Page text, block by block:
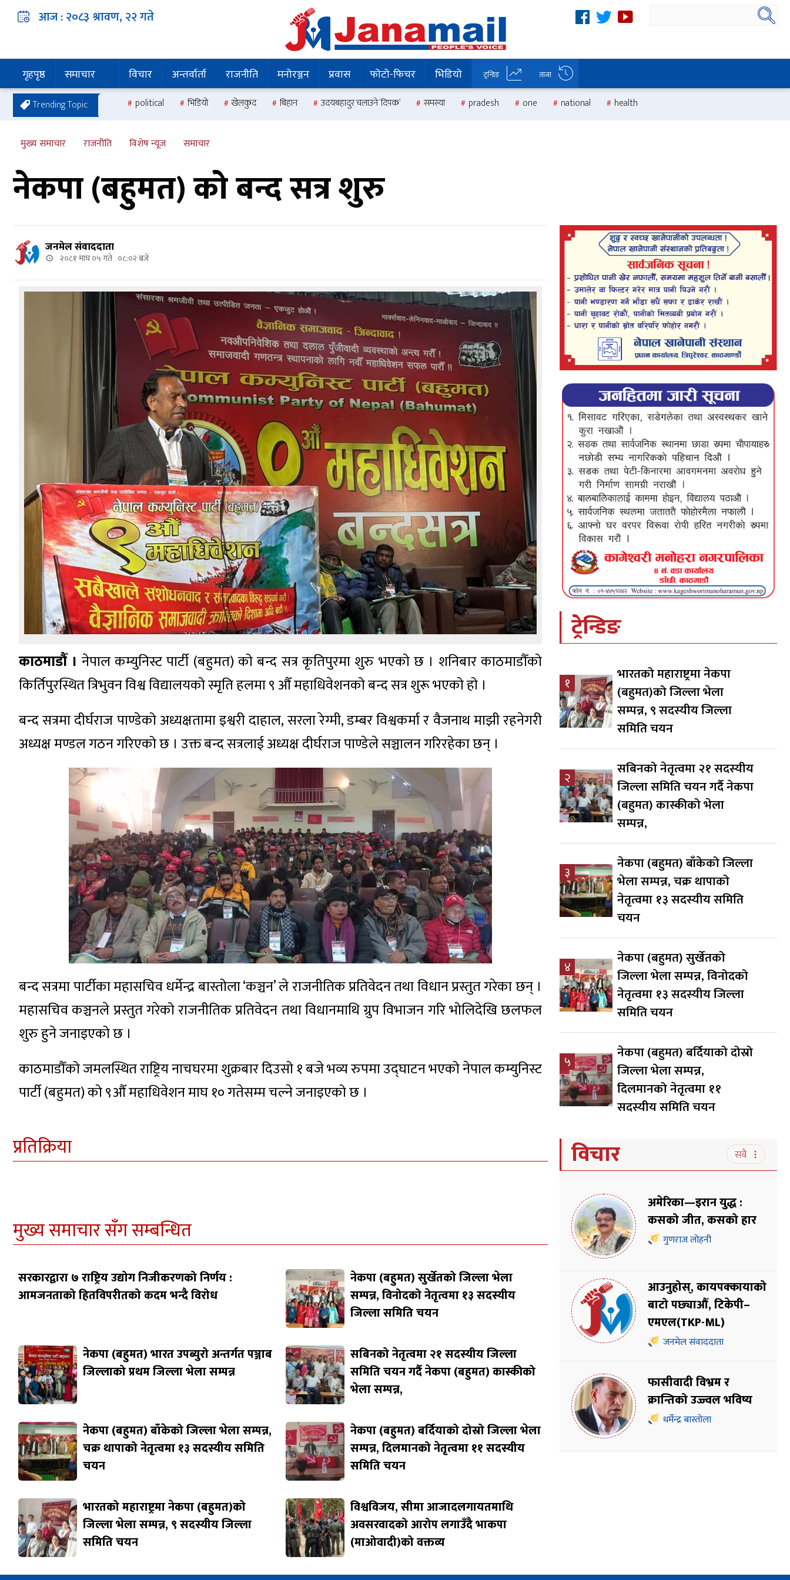
आज :२०८३ श्रावण, २२गते
गृहपृष्ठ समाचार विचार अन्तर्वार्ता राजनीति मनोरञ्जन प्रवास फोटो-फिचर भिडियो ट्रन्डिङ ताजा
Trending Topic political भिडियो खेलकुद बिहान उदयबहादुर चलाउने ‘दिपक’ समस्या pradesh one national health
मुख्य समाचार राजनीति विशेष न्यूज समाचार
नेकपा (बहुमत) को बन्द सत्र शुरु
जनमेल संवाददाता
२०८१ माघ ०५ गते ०८:०२ बजे
काठमाडौँ । नेपाल कम्युनिस्ट पार्टी (बहुमत) को बन्द सत्र कृतिपुरमा शुरु भएको छ । शनिबार काठमाडौँको
किर्तिपुरस्थित त्रिभुवन विश्व विद्यालयको स्मृति हलमा ९ औँ महाधिवेशनको बन्द सत्र शुरू भएको हो ।
बन्द सत्रमा दीर्घराज पाण्डेको अध्यक्षतामा इश्वरी दाहाल, सरला रेग्मी, डम्बर विश्वकर्मा र वैजनाथ माझी रहनेगरी
अध्यक्ष मण्डल गठन गरिएको छ । उक्त बन्द सत्रलाई अध्यक्ष दीर्घराज पाण्डेले सञ्चालन गरिरहेका छन् ।
बन्द सत्रमा पार्टीका महासचिव धर्मेन्द्र बास्तोला ‘कञ्चन’ ले राजनीतिक प्रतिवेदन तथा विधान प्रस्तुत गरेका छन् ।
महासचिव कञ्चनले प्रस्तुत गरेको राजनीतिक प्रतिवेदन तथा विधानमाथि ग्रुप विभाजन गरि भोलिदेखि छलफल
शुरु हुने जनाइएको छ ।
काठमाडौँको जमलस्थित राष्ट्रिय नाचघरमा शुक्रबार दिउसो १ बजे भव्य रुपमा उद्घाटन भएको नेपाल कम्युनिस्ट
पार्टी (बहुमत) को ९औँ महाधिवेशन माघ १० गतेसम्म चल्ने जनाइएको छ ।
प्रतिक्रिया
मुख्य समाचार सँग सम्बन्धित
सरकारद्वारा ७ राष्ट्रिय उद्योग निजीकरणको निर्णय :
आमजनताको हितविपरीतको कदम भन्दै विरोध
नेकपा (बहुमत) सुर्खेतको जिल्ला भेला
सम्पन्न, विनोदको नेतृत्वमा १३ सदस्यीय
जिल्ला समिति चयन
नेकपा (बहुमत) भारत उपब्युरो अन्तर्गत पञ्जाब
जिल्लाको प्रथम जिल्ला भेला सम्पन्न
सबिनको नेतृत्वमा २१ सदस्यीय जिल्ला
समिति चयन गर्दै नेकपा (बहुमत) कास्कीको
भेला सम्पन्न,
नेकपा (बहुमत) बाँकेको जिल्ला भेला सम्पन्न,
चक्र थापाको नेतृत्वमा १३ सदस्यीय समिति
चयन
नेकपा (बहुमत) बर्दियाको दोस्रो जिल्ला भेला
सम्पन्न, दिलमानको नेतृत्वमा ११ सदस्यीय
समिति चयन
भारतको महाराष्ट्रमा नेकपा (बहुमत)को
जिल्ला भेला सम्पन्न, ९ सदस्यीय जिल्ला
समिति चयन
विश्वविजय, सीमा आजादलगायतमाथि
अवसरवादको आरोप लगाउँदै भाकपा
(माओवादी)को वक्तव्य
ट्रेन्डिङ
१
भारतको महाराष्ट्रमा नेकपा
(बहुमत)को जिल्ला भेला
सम्पन्न, ९ सदस्यीय जिल्ला
समिति चयन
२
सबिनको नेतृत्वमा २१ सदस्यीय
जिल्ला समिति चयन गर्दै नेकपा
(बहुमत) कास्कीको भेला
सम्पन्न,
३
नेकपा (बहुमत) बाँकेको जिल्ला
भेला सम्पन्न, चक्र थापाको
नेतृत्वमा १३ सदस्यीय समिति
चयन
४
नेकपा (बहुमत) सुर्खेतको
जिल्ला भेला सम्पन्न, विनोदको
नेतृत्वमा १३ सदस्यीय जिल्ला
समिति चयन
५
नेकपा (बहुमत) बर्दियाको दोस्रो
जिल्ला भेला सम्पन्न,
दिलमानको नेतृत्वमा ११
सदस्यीय समिति चयन
विचार सबै
अमेरिका—इरान युद्ध :
कसको जीत, कसको हार
गुणराज लोहनी
आउनुहोस्, कायपक्कायाको
बाटो पछ्याऔँ, टिकेपी–
एमएल(TKP-ML)
जनमेल संवाददाता
फासीवादी विभ्रम र
क्रान्तिको उज्ज्वल भविष्य
धर्मेन्द्र बास्तोला